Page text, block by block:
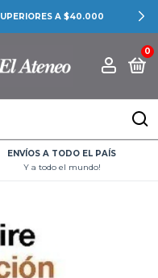
A $40.000
0
ENVÍOS A TODO EL PAÍS
Y a todo el mundo!